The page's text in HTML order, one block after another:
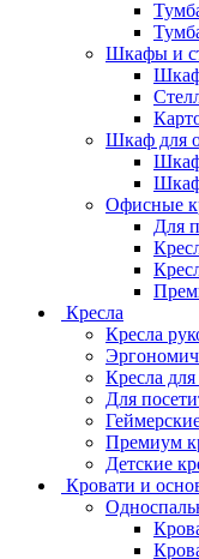
Шкафы и
Шкаф для
Шкаф
Офисные
Для
Кресла
Кресла
Кресла
Для
Премиум
Детские
Кровати и